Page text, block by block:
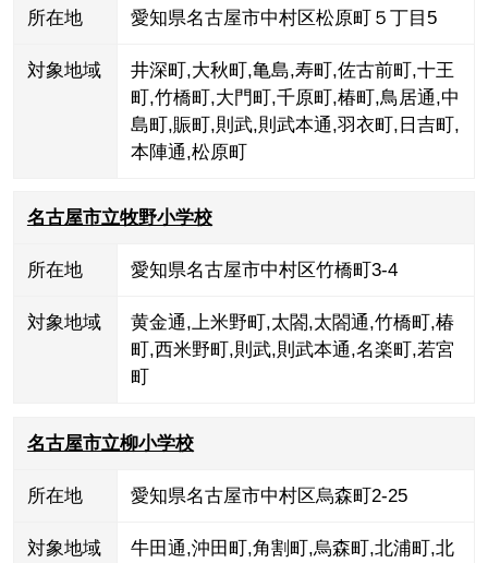
所在地 愛知県名古屋市中村区松原町５丁目5
対象地域 井深町,大秋町,亀島,寿町,佐古前町,十王
町,竹橋町,大門町,千原町,椿町,鳥居通,中
島町,賑町,則武,則武本通,羽衣町, 日吉町,
本陣通,松原町
名古屋市立牧野小学校
所在地 愛知県名古屋市中村区竹橋町3-4
対象地域 黄金通,上米野町 ,太閤,太閤通,竹橋町 ,椿
町 ,西米野町 ,則武,則武本通,名楽町 ,若宮
町
名古屋市立柳小学校
所在地 愛知県名古屋市中村区烏森町2-25
対象地域 牛田通,沖田町 ,角割町 ,烏森町 ,北浦町 ,北